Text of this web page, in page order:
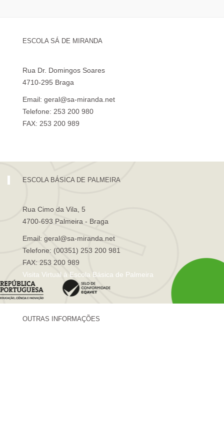
ESCOLA SÁ DE MIRANDA
Rua Dr. Domingos Soares
4710-295 Braga
Email: geral@sa-miranda.net
Telefone: 253 200 980
FAX: 253 200 989
ESCOLA BÁSICA DE PALMEIRA
Rua Cimo da Vila, 5
4700-693 Palmeira - Braga
Email: geral@sa-miranda.net
Telefone: (00351) 253 200 981
FAX: 253 200 989
Visita Virtual à Escola Básica de Palmeira
OUTRAS INFORMAÇÕES